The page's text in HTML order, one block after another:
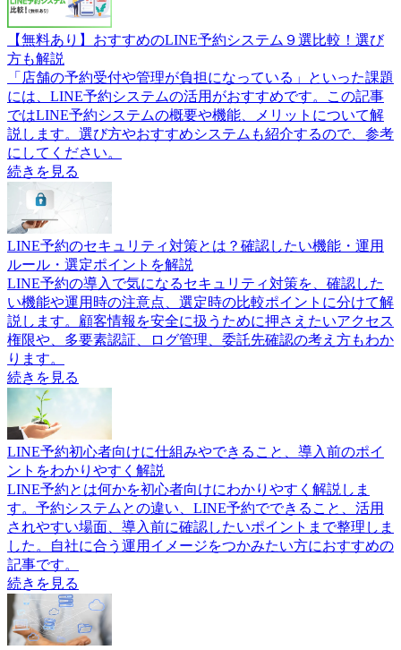
【無料あり】おすすめのLINE予約システム９選比較！選び
方も解説
「店舗の予約受付や管理が負担になっている」といった課題
には、LINE予約システムの活用がおすすめです。この記事
ではLINE予約システムの概要や機能、メリットについて解
説します。選び方やおすすめシステムも紹介するので、参考
にしてください。
続きを見る
LINE予約のセキュリティ対策とは？確認したい機能・運用
ルール・選定ポイントを解説
LINE予約の導入で気になるセキュリティ対策を、確認した
い機能や運用時の注意点、選定時の比較ポイントに分けて解
説します。顧客情報を安全に扱うために押さえたいアクセス
権限や、多要素認証、ログ管理、委託先確認の考え方もわか
ります。
続きを見る
LINE予約初心者向けに仕組みやできること、導入前のポイ
ントをわかりやすく解説
LINE予約とは何かを初心者向けにわかりやすく解説しま
す。予約システムとの違い、LINE予約でできること、活用
されやすい場面、導入前に確認したいポイントまで整理しま
した。自社に合う運用イメージをつかみたい方におすすめの
記事です。
続きを見る